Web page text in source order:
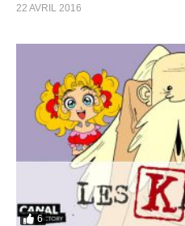
22 AVRIL 2016
6